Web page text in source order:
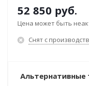
52 850 руб.
Цена может быть
Снят с
Альтернативные